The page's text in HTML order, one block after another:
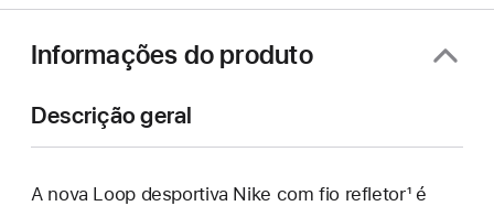
Informações do produto
Descrição geral
A nova Loop desportiva Nike com fio refletor¹ é